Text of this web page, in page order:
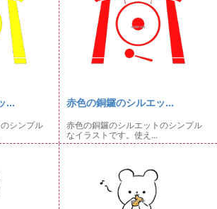
...
シンプル
赤色の銅鑼のシルエッ...
赤色の銅鑼のシルエットのシンプル
なイラストです。使え...